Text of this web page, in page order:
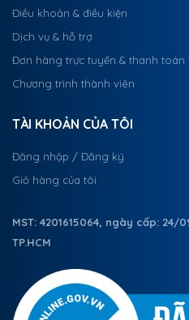
Điều khoản & điều kiện
Dịch vụ & hỗ trợ
Đơn hàng trực tuyến & thanh toán
Chương trình thành viên
TÀI KHOẢN CỦA TÔI
Đăng nhập / Đăng ký
Giỏ hàng của tôi
MST: 4201615064, ngày cấp: 24/
TP.HCM